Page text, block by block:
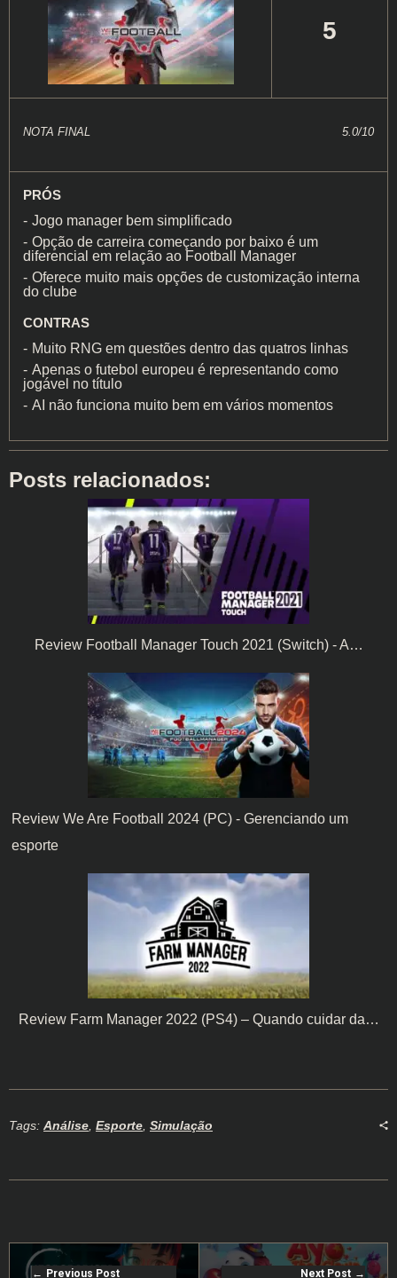
5
NOTA FINAL 5.0/10
PRÓS
Jogo manager bem simplificado
Opção de carreira começando por baixo é um
diferencial em relação ao Football Manager
Oferece muito mais opções de customização interna
do clube
CONTRAS
Muito RNG em questões dentro das quatros linhas
Apenas o futebol europeu é representando como
jogável no título
AI não funciona muito bem em vários momentos
Posts relacionados:
Review Football Manager Touch 2021 (Switch) - A…
Review We Are Football 2024 (PC) - Gerenciando um
esporte
Review Farm Manager 2022 (PS4) – Quando cuidar da…
Tags: Análise Esporte Simulação
Previous Post Next Post